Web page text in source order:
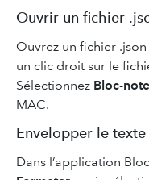
Ouvrir un fichier
Ouvrez un fichier
un clic droit sur le
Sélectionnez Bloc-
MAC.
Envelopper le texte
Dans l’application